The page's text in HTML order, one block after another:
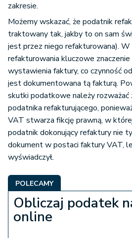
zakresie.
Możemy wskazać, że podatnik
traktowany tak, jakby to on sam
jest przez niego refakturowana). W
refakturowania kluczowe
wystawienia faktury, co czynność
jest dokumentowana tą fakturą.
skutki podatkowe należy
podatnika refakturującego,
VAT stwarza fikcję prawną, w
podatnik dokonujący refaktury nie
dokument w postaci faktury VAT,
wyświadczył.
POLECAMY
Obliczaj podatek
online